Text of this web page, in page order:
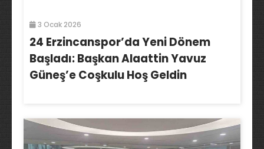
3 Ocak 2026
24 Erzincanspor’da Yeni Dönem
Başladı: Başkan Alaattin Yavuz
Güneş’e Coşkulu Hoş Geldin